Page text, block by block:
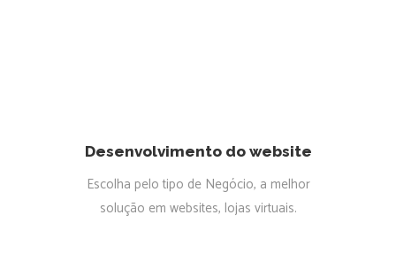
Desenvolvimento do website
Escolha pelo tipo de Negócio, a melhor
solução em websites, lojas virtuais.